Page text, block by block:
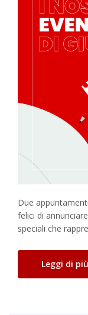
Due
felici di
speciali che
Leggi di più